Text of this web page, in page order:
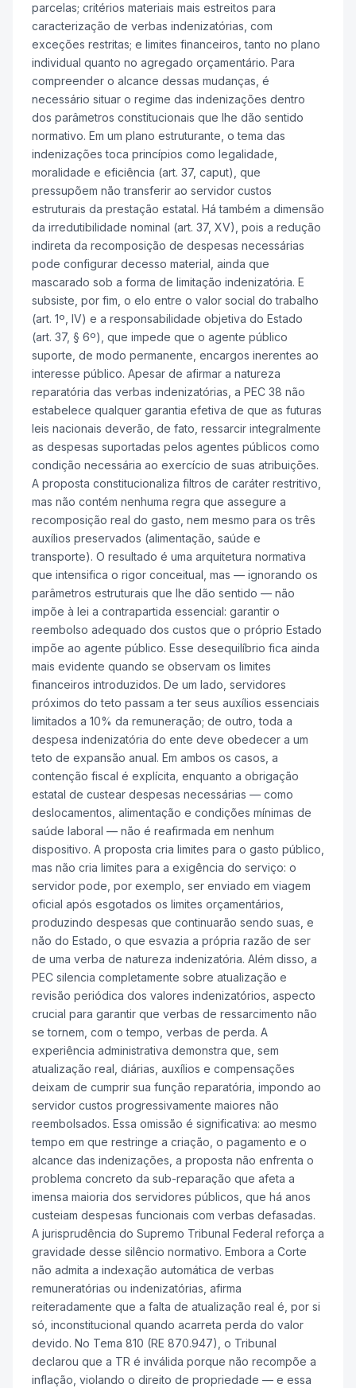
parcelas; critérios materiais mais estreitos para
caracterização de verbas indenizatórias, com
exceções restritas; e limites financeiros, tanto no plano
individual quanto no agregado orçamentário. Para
compreender o alcance dessas mudanças, é
necessário situar o regime das indenizações dentro
dos parâmetros constitucionais que lhe dão sentido
normativo. Em um plano estruturante, o tema das
indenizações toca princípios como legalidade,
moralidade e eficiência (art. 37, caput), que
pressupõem não transferir ao servidor custos
estruturais da prestação estatal. Há também a dimensão
da irredutibilidade nominal (art. 37, XV), pois a redução
indireta da recomposição de despesas necessárias
pode configurar decesso material, ainda que
mascarado sob a forma de limitação indenizatória. E
subsiste, por fim, o elo entre o valor social do trabalho
(art. 1º, IV) e a responsabilidade objetiva do Estado
(art. 37, § 6º), que impede que o agente público
suporte, de modo permanente, encargos inerentes ao
interesse público. Apesar de afirmar a natureza
reparatória das verbas indenizatórias, a PEC 38 não
estabelece qualquer garantia efetiva de que as futuras
leis nacionais deverão, de fato, ressarcir integralmente
as despesas suportadas pelos agentes públicos como
condição necessária ao exercício de suas atribuições.
A proposta constitucionaliza filtros de caráter restritivo,
mas não contém nenhuma regra que assegure a
recomposição real do gasto, nem mesmo para os três
auxílios preservados (alimentação, saúde e
transporte). O resultado é uma arquitetura normativa
que intensifica o rigor conceitual, mas — ignorando os
parâmetros estruturais que lhe dão sentido — não
impõe à lei a contrapartida essencial: garantir o
reembolso adequado dos custos que o próprio Estado
impõe ao agente público. Esse desequilíbrio fica ainda
mais evidente quando se observam os limites
financeiros introduzidos. De um lado, servidores
próximos do teto passam a ter seus auxílios essenciais
limitados a 10% da remuneração; de outro, toda a
despesa indenizatória do ente deve obedecer a um
teto de expansão anual. Em ambos os casos, a
contenção fiscal é explícita, enquanto a obrigação
estatal de custear despesas necessárias — como
deslocamentos, alimentação e condições mínimas de
saúde laboral — não é reafirmada em nenhum
dispositivo. A proposta cria limites para o gasto público,
mas não cria limites para a exigência do serviço: o
servidor pode, por exemplo, ser enviado em viagem
oficial após esgotados os limites orçamentários,
produzindo despesas que continuarão sendo suas, e
não do Estado, o que esvazia a própria razão de ser
de uma verba de natureza indenizatória. Além disso, a
PEC silencia completamente sobre atualização e
revisão periódica dos valores indenizatórios, aspecto
crucial para garantir que verbas de ressarcimento não
se tornem, com o tempo, verbas de perda. A
experiência administrativa demonstra que, sem
atualização real, diárias, auxílios e compensações
deixam de cumprir sua função reparatória, impondo ao
servidor custos progressivamente maiores não
reembolsados. Essa omissão é significativa: ao mesmo
tempo em que restringe a criação, o pagamento e o
alcance das indenizações, a proposta não enfrenta o
problema concreto da sub-reparação que afeta a
imensa maioria dos servidores públicos, que há anos
custeiam despesas funcionais com verbas defasadas.
A jurisprudência do Supremo Tribunal Federal reforça a
gravidade desse silêncio normativo. Embora a Corte
não admita a indexação automática de verbas
remuneratórias ou indenizatórias, afirma
reiteradamente que a falta de atualização real é, por si
só, inconstitucional quando acarreta perda do valor
devido. No Tema 810 (RE 870.947), o Tribunal
declarou que a TR é inválida porque não recompõe a
inflação, violando o direito de propriedade — e essa